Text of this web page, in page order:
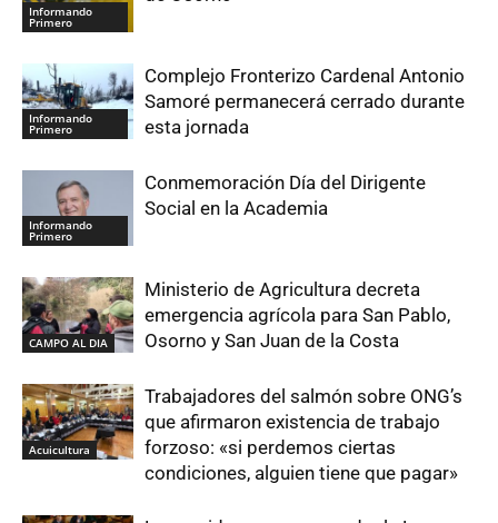
Informando
Primero
Informando
Primero
Complejo Fronterizo Cardenal Antonio
Samoré permanecerá cerrado durante
esta jornada
Informando
Primero
Conmemoración Día del Dirigente
Social en la Academia
CAMPO AL DIA
Ministerio de Agricultura decreta
emergencia agrícola para San Pablo,
Osorno y San Juan de la Costa
Acuicultura
Trabajadores del salmón sobre ONG’s
que afirmaron existencia de trabajo
forzoso: «si perdemos ciertas
condiciones, alguien tiene que pagar»